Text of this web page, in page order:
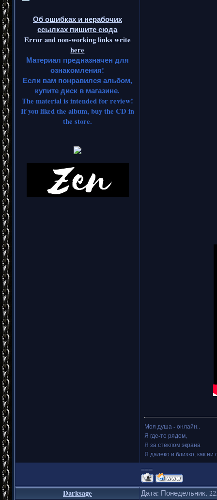
Об ошибках и нерабочих
ссылках пишите сюда
Error and non-working links write
here
Материал предназначен для
ознакомления!
Если вам понравился альбом,
купите диск в магазине.
The material is intended for review!
If you liked the album, buy the CD in
the store.
Моя душа - онлайн..
Я где-то рядом,
Я за стеклом экрана
Я далеко и близко, как ни
===
Darksage Дата: Понедельник,